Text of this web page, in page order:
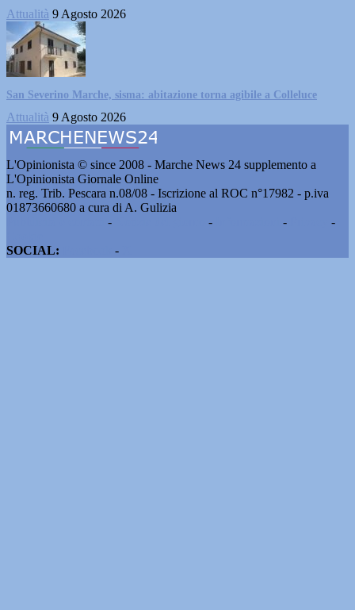
Attualità 9 Agosto 2026
San Severino Marche, sisma: abitazione torna agibile a Colleluce
Attualità 9 Agosto 2026
L'Opinionista © since 2008 - Marche News 24 supplemento a
L'Opinionista Giornale Online
n. reg. Trib. Pescara n.08/08 - Iscrizione al ROC n°17982 - p.iva
01873660680 a cura di A. Gulizia
- - -
-
SOCIAL:
-